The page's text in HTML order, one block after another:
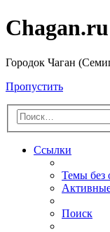
Chagan.ru
Городок Чаган
Пропустить
Ссылки
Темы без
Поиск